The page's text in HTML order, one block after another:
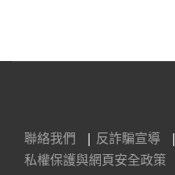
聯絡我們 | 反詐騙宣導 |
私權保護與網頁安全政策